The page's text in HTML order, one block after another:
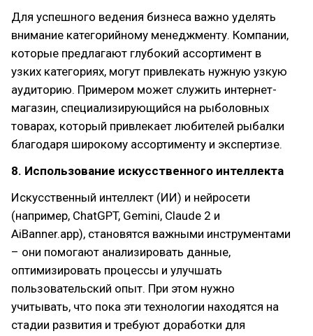
Для успешного ведения бизнеса важно уделять
внимание категорийному менеджменту. Компании,
которые предлагают глубокий ассортимент в
узких категориях, могут привлекать нужную узкую
аудиторию. Примером может служить интернет-
магазин, специализирующийся на рыболовных
товарах, который привлекает любителей рыбалки
благодаря широкому ассортименту и экспертизе.
8. Использование искусственного интеллекта
Искусственный интеллект (ИИ) и нейросети
(например, ChatGPT, Gemini, Claude 2 и
AiBanner.app), становятся важными инструментами
– они помогают анализировать данные,
оптимизировать процессы и улучшать
пользовательский опыт. При этом нужно
учитывать, что пока эти технологии находятся на
стадии развития и требуют доработки для